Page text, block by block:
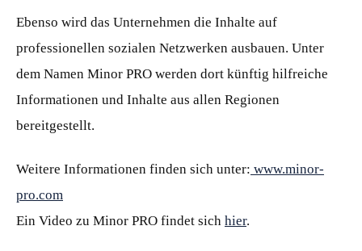
Ebenso wird das Unternehmen die Inhalte auf
professionellen sozialen Netzwerken ausbauen. Unter
dem Namen Minor PRO werden dort künftig hilfreiche
Informationen und Inhalte aus allen Regionen
bereitgestellt.
Weitere Informationen finden sich unter: www.minor-
pro.com
Ein Video zu Minor PRO findet sich hier.